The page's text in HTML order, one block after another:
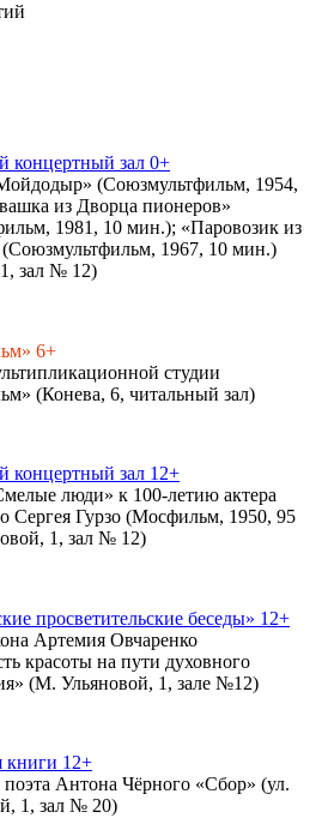
концертный зал 0+
(Союзмультфильм, 1954,
из Дворца пионеров»
1981, 10 мин.); «Паровозик из
1967, 10 мин.)
зал № 12)
6+
студии
(Конева, 6, читальный зал)
концертный зал 12+
люди» к 100-летию актера
Сергея Гурзо (Мосфильм, 1950, 95
1, зал № 12)
просветительские беседы» 12+
Артемия Овчаренко
красоты на пути духовного
(М. Ульяновой, 1, зале №12)
книги 12+
Антона Чёрного «Сбор» (ул.
1, зал № 20)